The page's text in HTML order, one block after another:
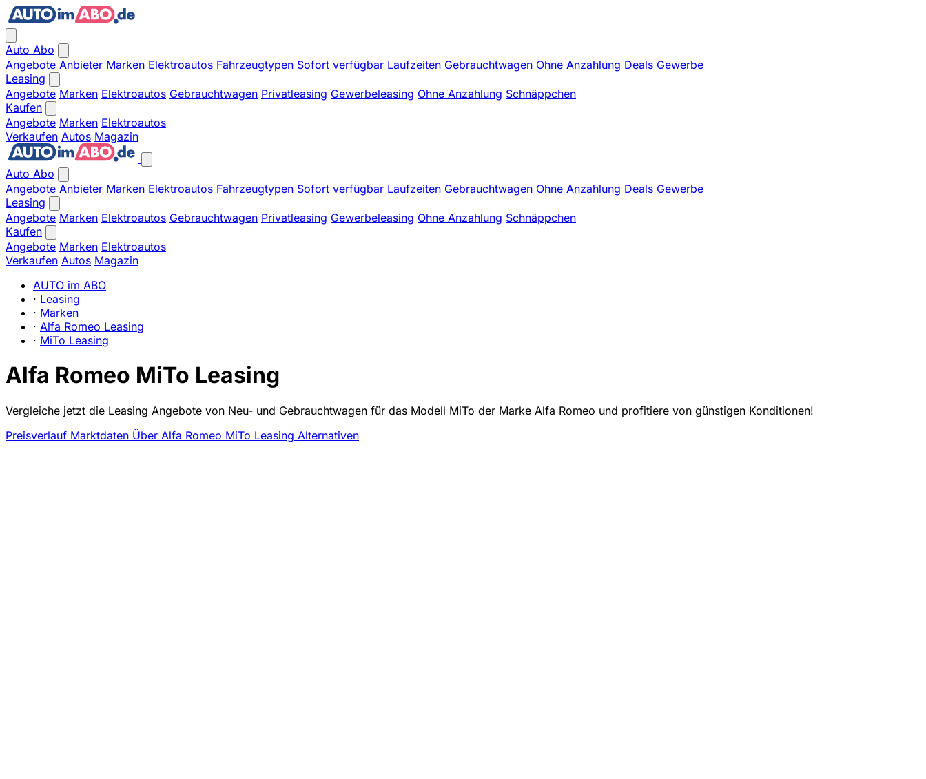
Auto Abo
Angebote Anbieter Marken Elektroautos Fahrzeugtypen Sofort verfügbar Laufzeiten Gebrauchtwagen Ohne Anzahlung Deals Gewerbe
Leasing
Angebote Marken Elektroautos Gebrauchtwagen Privatleasing Gewerbeleasing Ohne Anzahlung Schnäppchen
Kaufen
Angebote Marken Elektroautos
Verkaufen Autos Magazin
Auto Abo
Angebote Anbieter Marken Elektroautos Fahrzeugtypen Sofort verfügbar Laufzeiten Gebrauchtwagen Ohne Anzahlung Deals Gewerbe
Leasing
Angebote Marken Elektroautos Gebrauchtwagen Privatleasing Gewerbeleasing Ohne Anzahlung Schnäppchen
Kaufen
Angebote Marken Elektroautos
Verkaufen Autos Magazin
AUTO im ABO
· Leasing
· Marken
· Alfa Romeo Leasing
· MiTo Leasing
Alfa Romeo MiTo Leasing
Vergleiche jetzt die Leasing Angebote von Neu- und Gebrauchtwagen für das Modell MiTo der Marke Alfa Romeo und profitiere von günstigen Konditionen!
Preisverlauf Marktdaten Über Alfa Romeo MiTo Leasing Alternativen